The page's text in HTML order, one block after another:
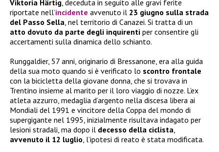
Viktoria Härtig, deceduta in seguito alle gravi ferite
riportate nell’incidente avvenuto il 23 giugno sulla strada
del Passo Sella, nel territorio di Canazei. Si tratta di un
atto dovuto da parte degli inquirenti per consentire gli
accertamenti sulla dinamica dello schianto.
Runggaldier, 57 anni, originario di Bressanone, era alla guida
della sua moto quando si è verificato lo scontro frontale
con la bicicletta della giovane donna, che si trovava in
Trentino insieme al marito per il loro viaggio di nozze. L’ex
atleta azzurro, medaglia d’argento nella discesa libera ai
Mondiali del 1991 e vincitore della Coppa del mondo di
supergigante nel 1995, inizialmente risultava indagato per
lesioni stradali, ma dopo il decesso della ciclista,
avvenuto il 12 luglio, l’ipotesi di reato è stata modificata.